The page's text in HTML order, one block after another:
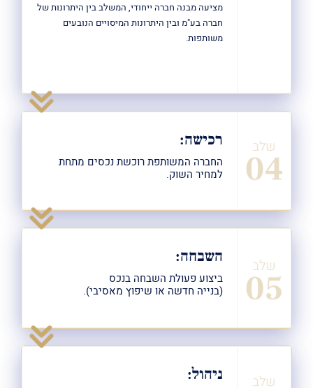
מציעה מבנה חברה ייחודי, המשלב בין היתרונות של
חברה בע"מ ובין היתרונות המיסויים הנובעים
משותפות.
רכישה:
החברה המשותפת רוכשת נכסים מתחת
למחיר השוק.
השבחה:
ביצוע פעולת השבחה בנכס
(בנייה חדשה או שיפוץ מאסיבי).
ניהול: